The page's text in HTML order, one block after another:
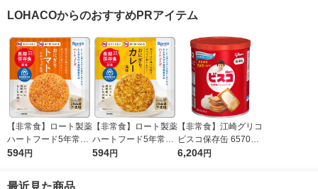
LOHACOからのおすすめPRアイテム
【非常食】ロート製薬
ハートフード5年常温
保存おにぎり トマト
594円
【非常食】ロート製薬
ハートフード5年常温
保存 おにぎり カレー
594円
【非常食】江崎グリコ
ビスコ保存缶 657027
2 1セット(1缶×10)
6,204円